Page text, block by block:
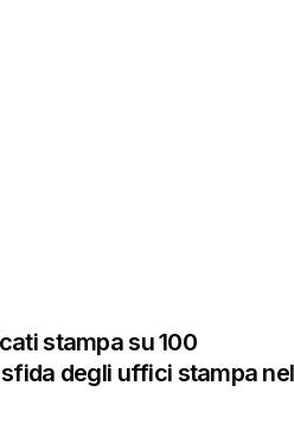
stampa su 100
degli uffici stampa nel